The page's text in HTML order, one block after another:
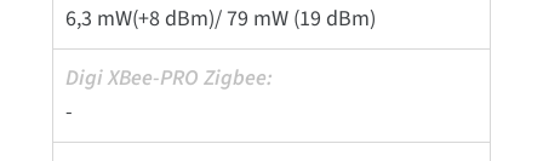
6,3 mW(+8 dBm)/ 79 mW (19 dBm)
-